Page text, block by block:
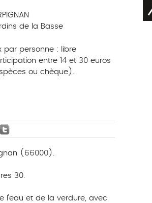
de la Basse
par personne : libre
entre 14 et 30 euros
ou chèque).
(66000).
30.
l’eau et de la verdure, avec